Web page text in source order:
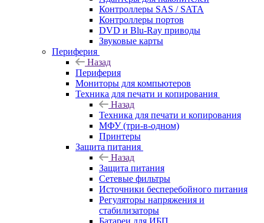
Контроллеры SAS / SATA
Контроллеры портов
DVD и Blu-Ray приводы
Звуковые карты
Периферия
Назад
Периферия
Мониторы для компьютеров
Техника для печати и копирования
Назад
Техника для печати и копирования
МФУ (три-в-одном)
Принтеры
Защита питания
Назад
Защита питания
Сетевые фильтры
Источники бесперебойного питания
Регуляторы напряжения и
стабилизаторы
Батареи для ИБП